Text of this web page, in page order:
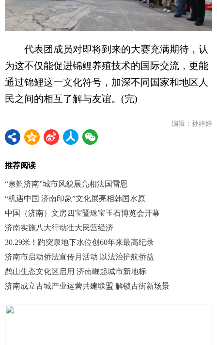
代表团成员对即将到来的大赛充满期待，认
为这不仅能促进锦鲤养殖技术的国际交流，更能
通过锦鲤这一文化符号，加深不同国家和地区人
民之间的相互了解与友谊。(完)
编辑：孙婷婷
推荐阅读
“泉韵济南”城市风貌展亮相法国雷恩
“机遇中国 济南印象”文化展亮相韩国水原
中国（济南）文房四宝暨珠宝玉石博览会开幕
济南实施八大行动壮大民营经济
30.29米！趵突泉地下水位创60年来最高纪录
济南市启动侨法宣传月活动 以法治护航侨益
鹊山生态文化区启用 济南崛起城市新地标
济南成立古城产业运营共建联盟 解锁古街新场景